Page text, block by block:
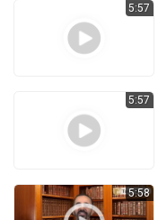
5:57
5:57
5:58